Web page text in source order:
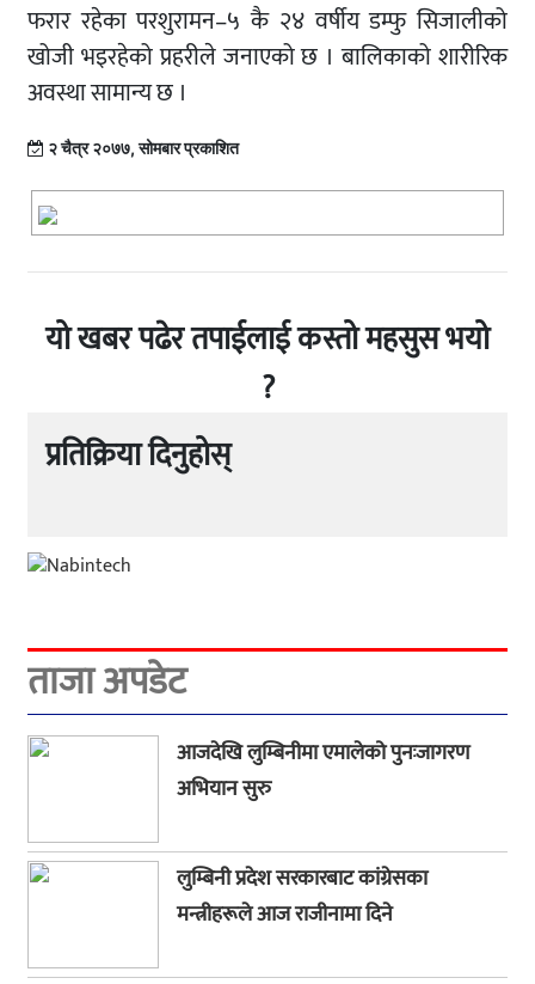
फरार रहेका परशुरामन–५ कै २४ वर्षीय डम्फु सिजालीको
खोजी भइरहेको प्रहरीले जनाएको छ । बालिकाको शारीरिक
अवस्था सामान्य छ ।
२ चैत्र २०७७, सोमबार प्रकाशित
यो खबर पढेर तपाईलाई कस्तो महसुस भयो
?
प्रतिक्रिया दिनुहोस्
ताजा अपडेट
आजदेखि लुम्बिनीमा एमालेको पुनःजागरण
अभियान सुरु
लुम्बिनी प्रदेश सरकारबाट कांग्रेसका
मन्त्रीहरूले आज राजीनामा दिने